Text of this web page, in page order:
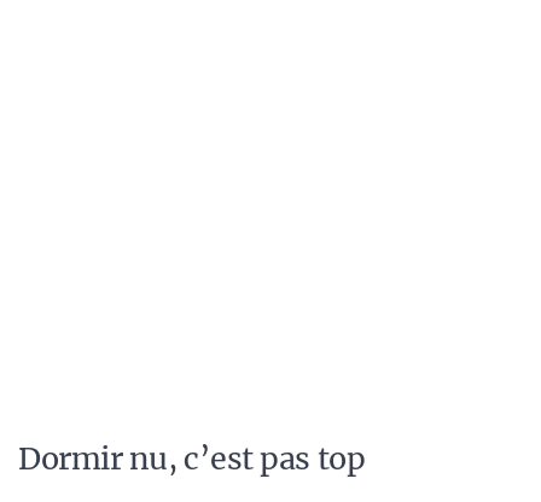
Dormir nu, c’est pas top